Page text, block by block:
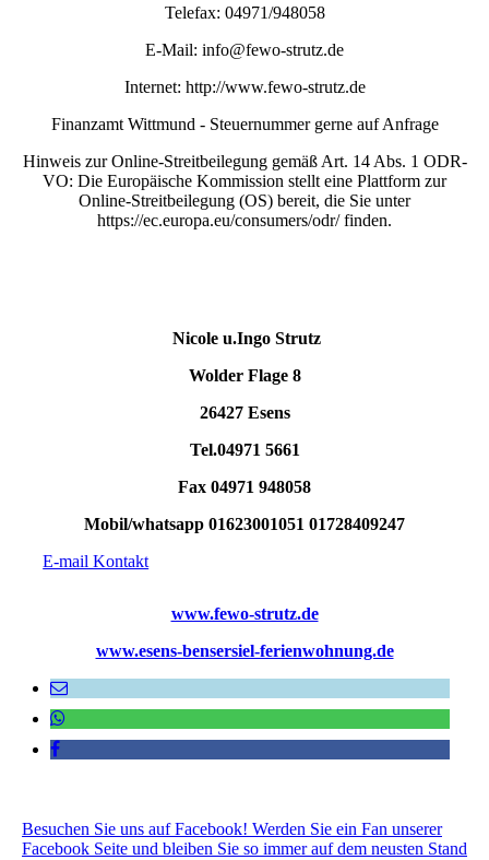
Telefax: 04971/948058
E-Mail: info@fewo-strutz.de
Internet: http://www.fewo-strutz.de
Finanzamt Wittmund - Steuernummer gerne auf Anfrage
Hinweis zur Online-Streitbeilegung gemäß Art. 14 Abs. 1 ODR-
VO: Die Europäische Kommission stellt eine Plattform zur
Online-Streitbeilegung (OS) bereit, die Sie unter
https://ec.europa.eu/consumers/odr/ finden.
Nicole u.Ingo Strutz
Wolder Flage 8
26427 Esens
Tel.04971 5661
Fax 04971 948058
Mobil/whatsapp 01623001051 01728409247
E-mail Kontakt
www.fewo-strutz.de
www.esens-bensersiel-ferienwohnung.de
Besuchen Sie uns auf Facebook! Werden Sie ein Fan unserer
Facebook Seite und bleiben Sie so immer auf dem neusten Stand